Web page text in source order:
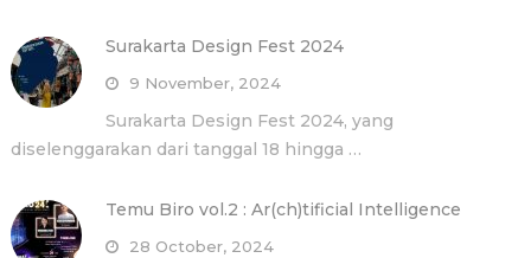
Surakarta Design Fest 2024
9 November, 2024
Surakarta Design Fest 2024, yang
diselenggarakan dari tanggal 18 hingga …
Temu Biro vol.2 : Ar(ch)tificial Intelligence
28 October, 2024